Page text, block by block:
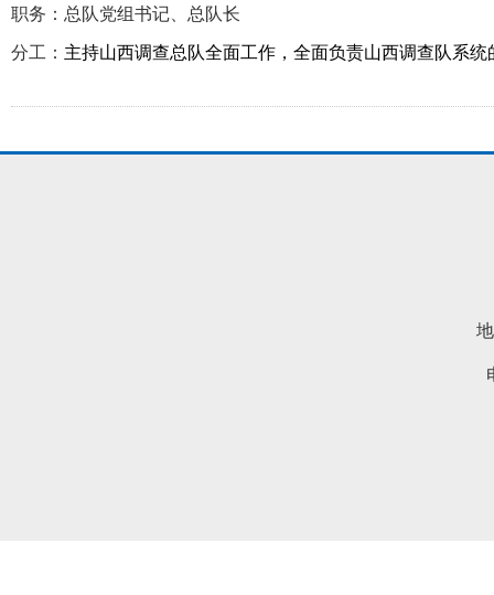
职务：总队党组书记、总队长
分工： 主持山西调查总队全面工作，全面负责山西调查队系